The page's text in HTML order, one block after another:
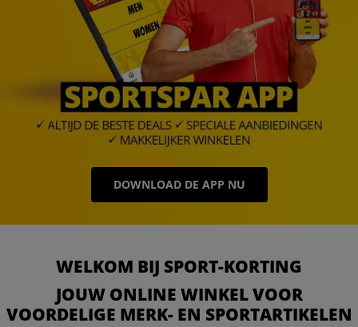
DOWNLOAD DE APP NU
WELKOM BIJ SPORT-KORTING
JOUW ONLINE WINKEL VOOR
VOORDELIGE MERK- EN SPORTARTIKELEN